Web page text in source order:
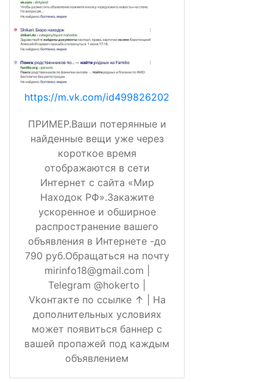
https://m.vk.com/id499826202
ПРИМЕР.Ваши потерянные и
найденные вещи уже через
короткое время
отображаются в сети
Интернет с сайта «Мир
Находок РФ».Закажите
ускоренное и обширное
распространение вашего
объявления в Интернете -до
790 руб.Обращаться на почту
mirinfo18@gmail.com |
Telegram @hokerto |
Vkонтакте по ссылке ↑ | На
дополнительных условиях
может появиться баннер с
вашей пропажей под каждым
объявлением